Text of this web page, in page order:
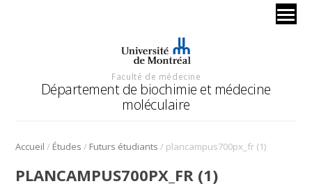
Faculté de médecine
Département de biochimie et médecine
moléculaire
Accueil / Études / Futurs étudiants / plancampus700px_fr (1)
PLANCAMPUS700PX_FR (1)